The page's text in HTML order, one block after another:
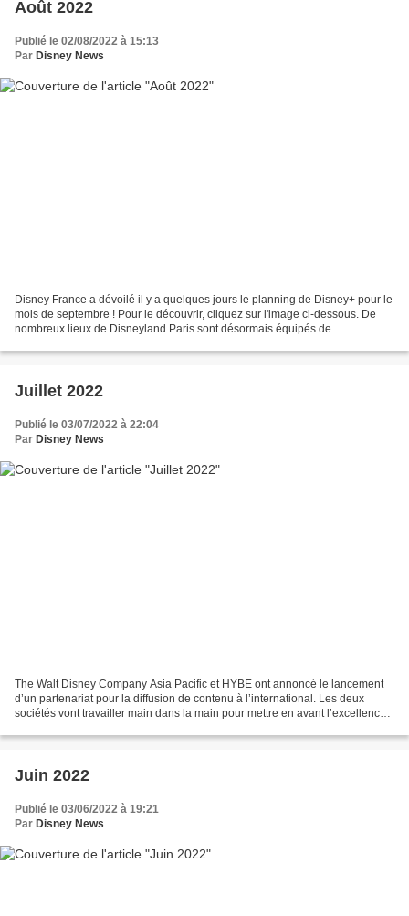
Août 2022
Publié le 02/08/2022 à 15:13
Par Disney News
Disney France a dévoilé il y a quelques jours le planning de Disney+ pour le
mois de septembre ! Pour le découvrir, cliquez sur l'image ci-dessous. De
nombreux lieux de Disneyland Paris sont désormais équipés de
Juillet 2022
Publié le 03/07/2022 à 22:04
Par Disney News
The Walt Disney Company Asia Pacific et HYBE ont annoncé le lancement
d’un partenariat pour la diffusion de contenu à l’international. Les deux
sociétés vont travailler main dans la main pour mettre en avant l’excellence
Juin 2022
Publié le 03/06/2022 à 19:21
Par Disney News